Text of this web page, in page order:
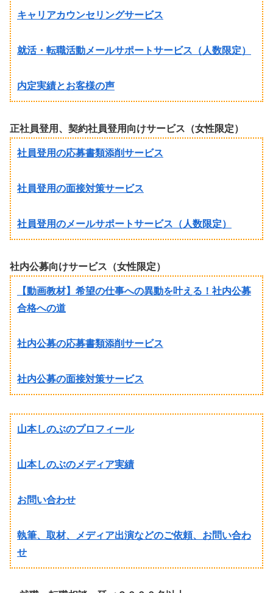
キャリアカウンセリングサービス
就活・転職活動メールサポートサービス（人数限定）
内定実績とお客様の声
正社員登用、契約社員登用向けサービス（女性限定）
社員登用の応募書類添削サービス
社員登用の面接対策サービス
社員登用のメールサポートサービス（人数限定）
社内公募向けサービス（女性限定）
【動画教材】希望の仕事への異動を叶える！社内公募
合格への道
社内公募の応募書類添削サービス
社内公募の面接対策サービス
山本しのぶのプロフィール
山本しのぶのメディア実績
お問い合わせ
執筆、取材、メディア出演などのご依頼、お問い合わ
せ